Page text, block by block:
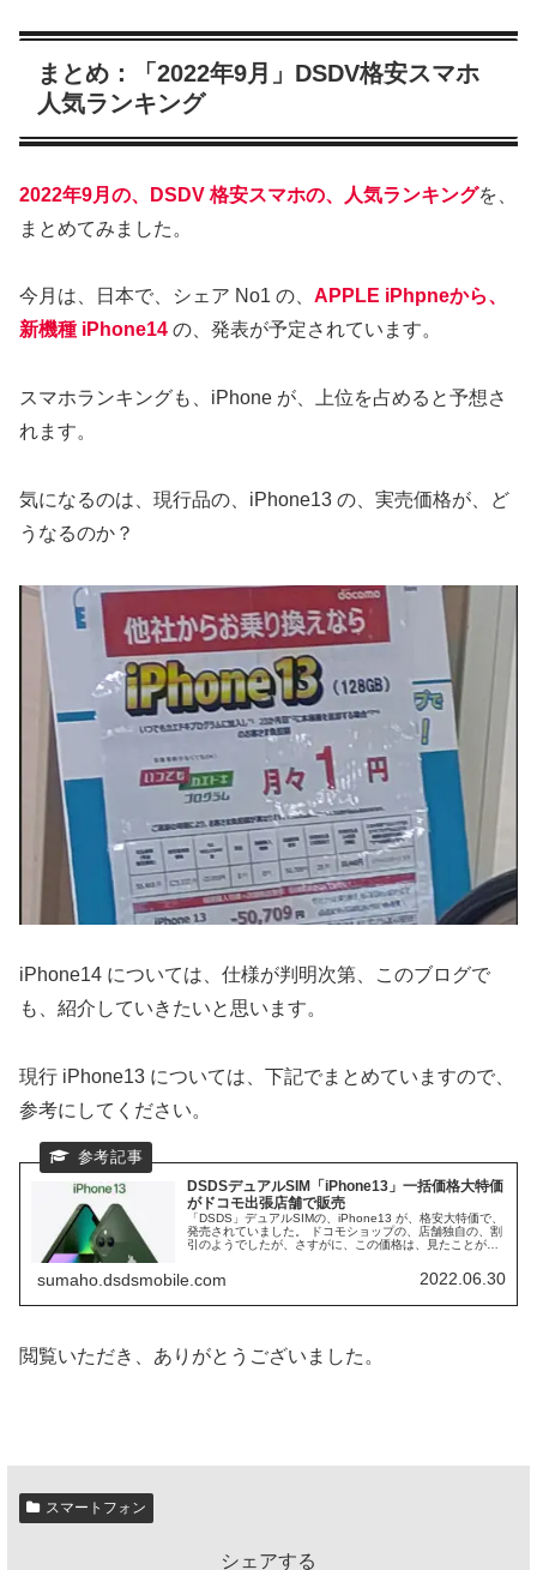
まとめ：「2022年9月」DSDV格安スマホ
人気ランキング
2022年9月の、DSDV 格安スマホの、人気ランキングを、
まとめてみました。
今月は、日本で、シェア No1 の、 APPLE iPhpneから、
新機種 iPhone14 の、発表が予定されています。
スマホランキングも、iPhone が、上位を占めると予想さ
れます。
気になるのは、現行品の、iPhone13 の、実売価格が、ど
うなるのか？
iPhone14 については、仕様が判明次第、このブログで
も、紹介していきたいと思います。
現行 iPhone13 については、下記でまとめていますので、
参考にしてください。
DSDSデュアルSIM「iPhone13」一括価格大特価
がドコモ出張店舗で販売
「DSDS」デュアルSIMの、iPhone13 が、格安大特価で、
発売されていました。 ドコモショップの、店舗独自の、割
引のようでしたが、さすがに、この価格は、見たことがあ
価格は、でてこなく、後にも先にも、一括価格を見たの
は、この時だけです。
sumaho.dsdsmobile.com 2022.06.30
閲覧いただき、ありがとうございました。
スマートフォン
シェアする